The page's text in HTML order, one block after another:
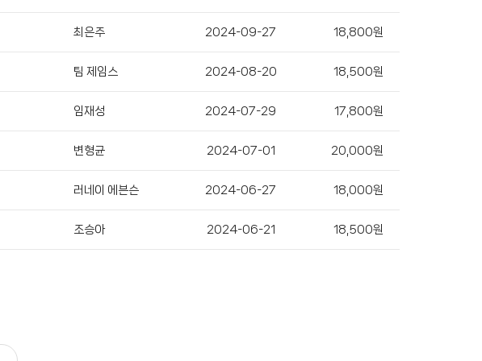
최은주 2024-09-27 18,800원
팀 제임스 2024-08-20 18,500원
임재성 2024-07-29 17,800원
변형균 2024-07-01 20,000원
러네이 에븐슨 2024-06-27 18,000원
조승아 2024-06-21 18,500원